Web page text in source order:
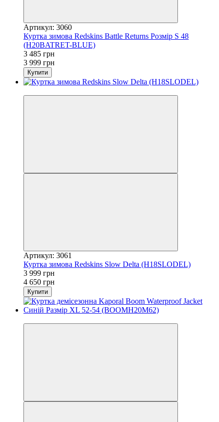
Артикул: 3060
Куртка зимова Redskins Battle Returns Розмір S 48
(H20BATRET-BLUE)
3 485 грн
3 999 грн
Купити
Артикул: 3061
Куртка зимова Redskins Slow Delta (H18SLODEL)
3 999 грн
4 650 грн
Купити